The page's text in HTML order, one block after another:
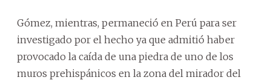
Gómez, mientras, permaneció en Perú para ser
investigado por el hecho ya que admitió haber
provocado la caída de una piedra de uno de los
muros prehispánicos en la zona del mirador del